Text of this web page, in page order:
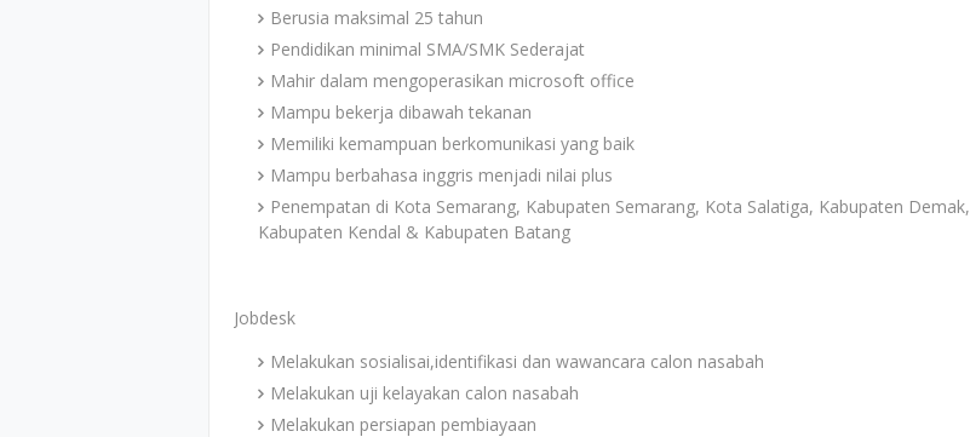
Berusia maksimal 25 tahun
Pendidikan minimal SMA/SMK Sederajat
Mahir dalam mengoperasikan microsoft office
Mampu bekerja dibawah tekanan
Memiliki kemampuan berkomunikasi yang baik
Mampu berbahasa inggris menjadi nilai plus
Penempatan di Kota Semarang, Kabupaten Semarang, Kota Salatiga, Kabupaten Demak,
Kabupaten Kendal & Kabupaten Batang
Jobdesk
Melakukan sosialisai,identifikasi dan wawancara calon nasabah
Melakukan uji kelayakan calon nasabah
Melakukan persiapan pembiayaan